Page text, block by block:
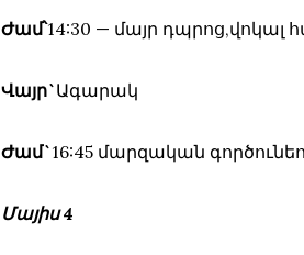
Ժամ՝14:30 — մայր դպրոց,վոկալ
Վայր`Ագարակ
Ժամ`16:45 մարզական
Մայիս 4